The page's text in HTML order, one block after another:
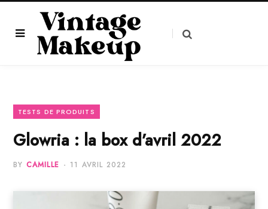
TESTS DE PRODUITS
Glowria : la box d’avril 2022
BY CAMILLE 11 AVRIL 2022